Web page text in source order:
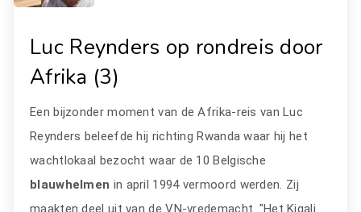
Luc Reynders op rondreis door
Afrika (3)
Een bijzonder moment van de Afrika-reis van Luc
Reynders beleefde hij richting Rwanda waar hij het
wachtlokaal bezocht waar de 10 Belgische
blauwhelmen in april 1994 vermoord werden. Zij
maakten deel uit van de VN-vredemacht. "Het Kigali